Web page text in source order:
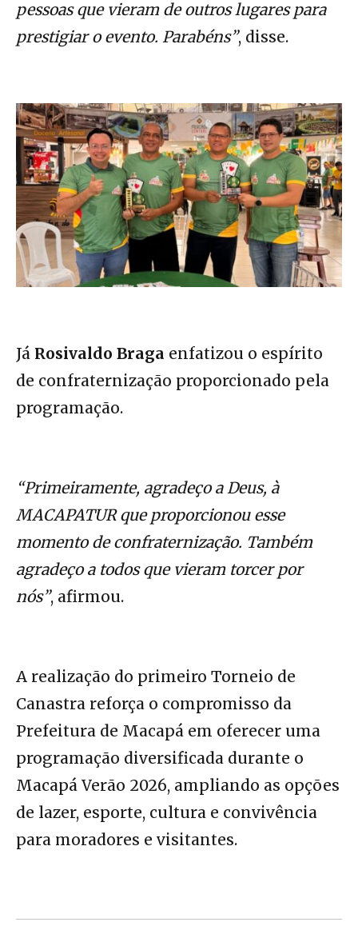
pessoas que vieram de outros lugares para
prestigiar o evento. Parabéns”, disse.
Já Rosivaldo Braga enfatizou o espírito
de confraternização proporcionado pela
programação.
“Primeiramente, agradeço a Deus, à
MACAPATUR que proporcionou esse
momento de confraternização. Também
agradeço a todos que vieram torcer por
nós”, afirmou.
A realização do primeiro Torneio de
Canastra reforça o compromisso da
Prefeitura de Macapá em oferecer uma
programação diversificada durante o
Macapá Verão 2026, ampliando as opções
de lazer, esporte, cultura e convivência
para moradores e visitantes.